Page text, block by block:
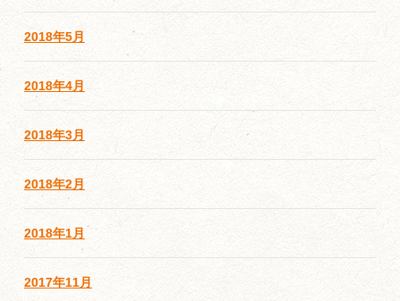
2018年5月
2018年4月
2018年3月
2018年2月
2018年1月
2017年11月